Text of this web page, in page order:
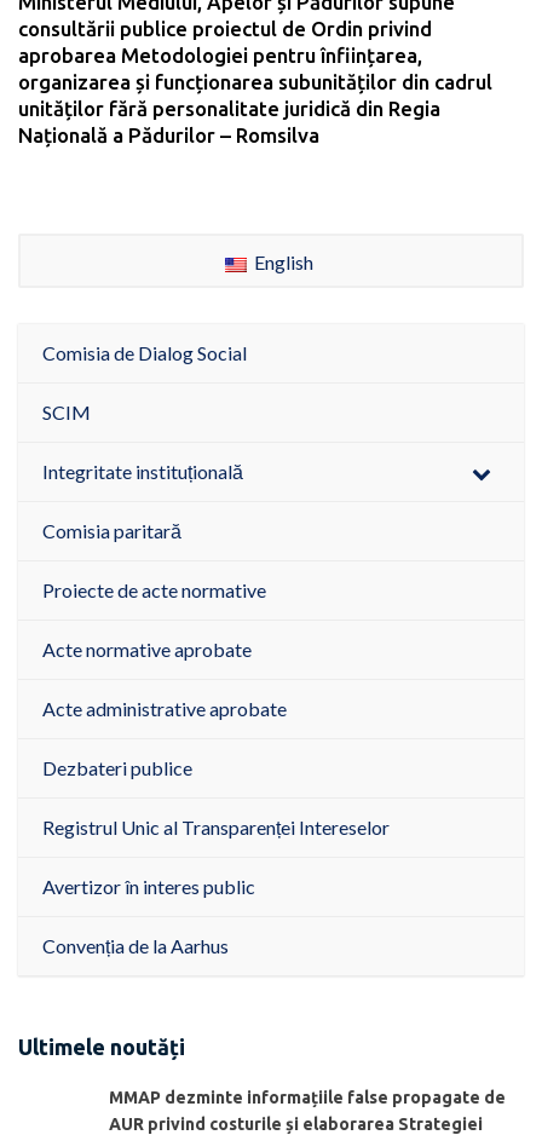
consultării publice proiectul de Ordin privind
aprobarea Metodologiei pentru înființarea,
organizarea și funcționarea subunităților din cadrul
unităților fără personalitate juridică din Regia
Națională a Pădurilor – Romsilva
English
Comisia de Dialog Social
SCIM
Integritate instituțională
Comisia paritară
Proiecte de acte normative
Acte normative aprobate
Acte administrative aprobate
Dezbateri publice
Registrul Unic al Transparenței Intereselor
Avertizor în interes public
Convenția de la Aarhus
Ultimele noutăți
MMAP dezminte informațiile false propagate de
AUR privind costurile și elaborarea Strategiei